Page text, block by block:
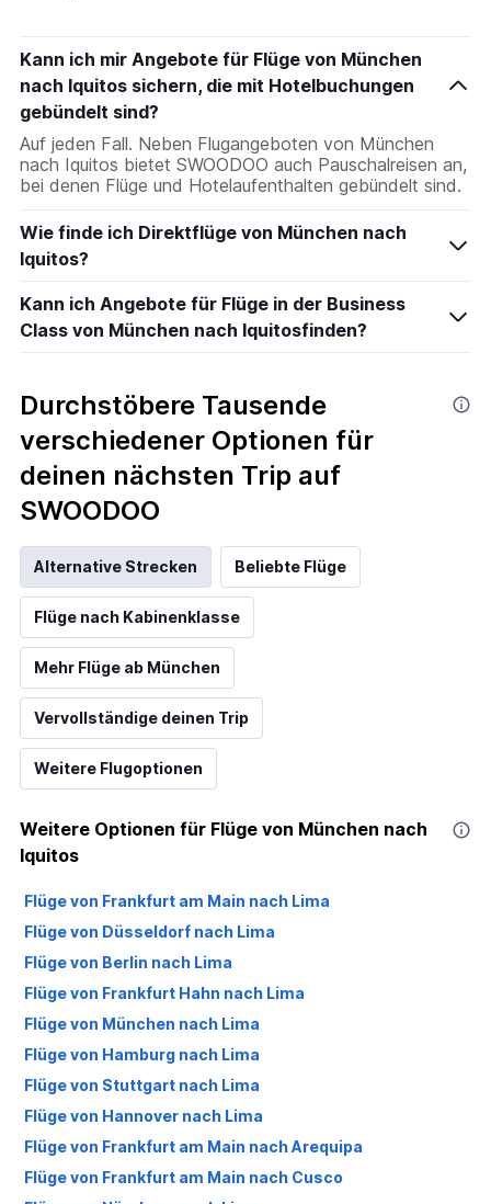
Kann ich mir Angebote für Flüge von München
nach Iquitos sichern, die mit Hotelbuchungen
gebündelt sind?
Auf jeden Fall. Neben Flugangeboten von München
nach Iquitos bietet SWOODOO auch Pauschalreisen an,
bei denen Flüge und Hotelaufenthalten gebündelt sind.
Wie finde ich Direktflüge von München nach
Iquitos?
Kann ich Angebote für Flüge in der Business
Class von München nach Iquitosfinden?
Durchstöbere Tausende
verschiedener Optionen für
deinen nächsten Trip auf
SWOODOO
Alternative Strecken Beliebte Flüge
Flüge nach Kabinenklasse
Mehr Flüge ab München
Vervollständige deinen Trip
Weitere Flugoptionen
Weitere Optionen für Flüge von München nach
Iquitos
Flüge von Frankfurt am Main nach Lima
Flüge von Düsseldorf nach Lima
Flüge von Berlin nach Lima
Flüge von Frankfurt Hahn nach Lima
Flüge von München nach Lima
Flüge von Hamburg nach Lima
Flüge von Stuttgart nach Lima
Flüge von Hannover nach Lima
Flüge von Frankfurt am Main nach Arequipa
Flüge von Frankfurt am Main nach Cusco